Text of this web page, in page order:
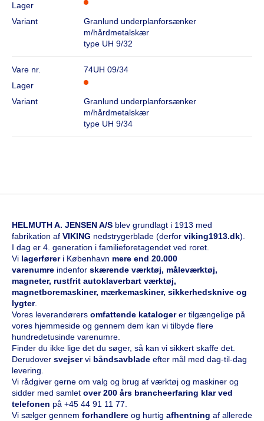
Lager
Variant
Granlund underplanforsænker
m/hårdmetalskær
type UH 9/32
Vare nr.
74UH 09/34
Lager
Variant
Granlund underplanforsænker
m/hårdmetalskær
type UH 9/34
HELMUTH A. JENSEN A/S blev grundlagt i 1913 med
fabrikation af VIKING nedstrygerblade (derfor viking1913.dk).
I dag er 4. generation i familieforetagendet ved roret.
Vi lagerfører i København mere end 20.000
varenumre indenfor skærende værktøj, måleværktøj,
magneter, rustfrit autoklaverbart værktøj,
magnetboremaskiner, mærkemaskiner, sikkerhedsknive og
lygter.
Vores leverandørers omfattende katalogerer tilgængelige på
vores hjemmeside og gennem dem kan vi tilbyde flere
hundredetusinde varenumre.
Finder du ikke lige det du søger, så kan vi sikkert skaffe det.
Derudover svejservi båndsavblade efter mål med dag-til-dag
levering.
Vi rådgiver gerne om valg og brug af værktøj og maskiner og
sidder med samlet over 200 års brancheerfaring klar ved
telefonen på +45 44 91 11 77
Vi sælger gennem forhandlere og hurtig afhentning af allerede